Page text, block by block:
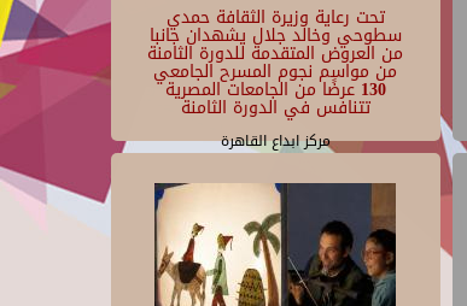
تحت رعاية وزيرة الثقافة حمدي
سطوحي وخالد جلال يشهدان جانبا
من العروض المتقدمة للدورة الثامنة
من مواسم نجوم المسرح الجامعي
130 عرضًا من الجامعات المصرية
تتنافس في الدورة الثامنة
مركز ابداع القاهرة